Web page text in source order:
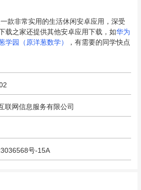
非常实用的生活休闲安卓应用，深受
载之家还提供其他安卓应用下载，如华为
学园（原洋葱数学）
，有需要的同学快点
联网信息服务有限公司
号-15A